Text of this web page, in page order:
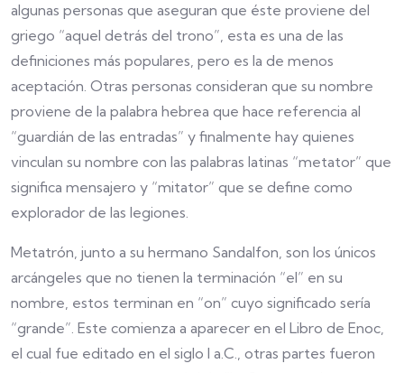
algunas personas que aseguran que éste proviene del
griego “aquel detrás del trono”, esta es una de las
definiciones más populares, pero es la de menos
aceptación. Otras personas consideran que su nombre
proviene de la palabra hebrea que hace referencia al
“guardián de las entradas” y finalmente hay quienes
vinculan su nombre con las palabras latinas “metator” que
significa mensajero y “mitator” que se define como
explorador de las legiones.
Metatrón, junto a su hermano Sandalfon, son los únicos
arcángeles que no tienen la terminación “el” en su
nombre, estos terminan en “on” cuyo significado sería
“grande”. Este comienza a aparecer en el Libro de Enoc,
el cual fue editado en el siglo I a.C., otras partes fueron